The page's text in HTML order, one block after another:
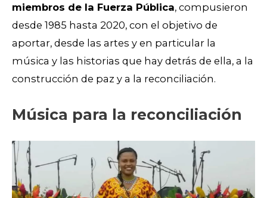
miembros de la Fuerza Pública, compusieron
desde 1985 hasta 2020, con el objetivo de
aportar, desde las artes y en particular la
música y las historias que hay detrás de ella, a la
construcción de paz y a la reconciliación.
Música para la reconciliación